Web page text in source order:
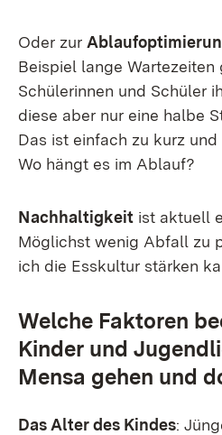
Oder zur
Beispiel lange Wartezeiten
Schülerinnen und Schüler
diese aber nur eine halbe
Das ist einfach zu kurz
Wo hängt es im Ablauf?
Nachhaltigkeit ist aktuell
Möglichst wenig Abfall zu
ich die Esskultur stärken
Welche Faktoren
Kinder und
Mensa gehen und
Das Alter des Kindes: